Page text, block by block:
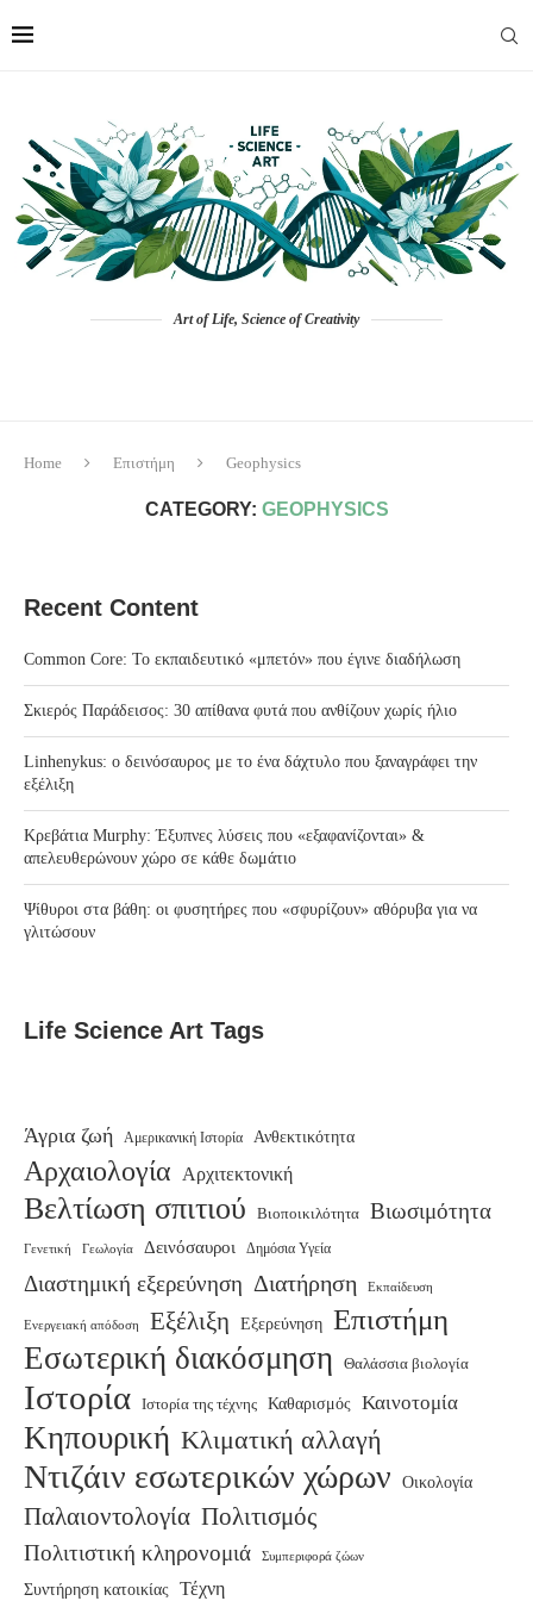
Art of Life, Science of Creativity
Home Επιστήμη Geophysics
CATEGORY: GEOPHYSICS
Recent Content
Common Core: Το εκπαιδευτικό «μπετόν» που έγινε διαδήλωση
Σκιερός Παράδεισος: 30 απίθανα φυτά που ανθίζουν χωρίς ήλιο
Linhenykus: ο δεινόσαυρος με το ένα δάχτυλο που ξαναγράφει την
εξέλιξη
Κρεβάτια Murphy: Έξυπνες λύσεις που «εξαφανίζονται» &
απελευθερώνουν χώρο σε κάθε δωμάτιο
Ψίθυροι στα βάθη: οι φυσητήρες που «σφυρίζουν» αθόρυβα για να
γλιτώσουν
Life Science Art Tags
Άγρια ζωή Αμερικανική Ιστορία Ανθεκτικότητα
Αρχαιολογία Αρχιτεκτονική
Βελτίωση σπιτιού Βιοποικιλότητα Βιωσιμότητα
Γενετική Γεωλογία Δεινόσαυροι Δημόσια Υγεία
Διαστημική εξερεύνηση Διατήρηση Εκπαίδευση
Ενεργειακή απόδοση Εξέλιξη Εξερεύνηση Επιστήμη
Εσωτερική διακόσμηση Θαλάσσια βιολογία
Ιστορία Ιστορία της τέχνης Καθαρισμός Καινοτομία
Κηπουρική Κλιματική αλλαγή
Ντιζάιν εσωτερικών χώρων Οικολογία
Παλαιοντολογία Πολιτισμός
Πολιτιστική κληρονομιά Συμπεριφορά ζώων
Συντήρηση κατοικίας Τέχνη